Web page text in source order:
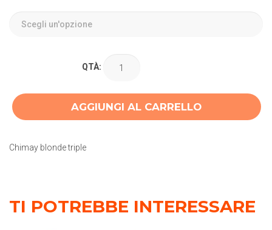
QTÀ:
AGGIUNGI AL CARRELLO
Chimay blonde triple
TI POTREBBE INTERESSARE